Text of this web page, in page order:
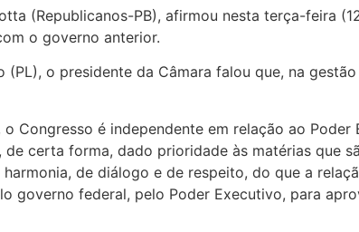
(Republicanos-PB), afirmou nesta terça-feira
o governo anterior.
o presidente da Câmara falou que, na
Congresso é independente em relação ao
certa forma, dado prioridade às matérias que
de diálogo e de respeito, do que a
governo federal, pelo Poder Executivo, para